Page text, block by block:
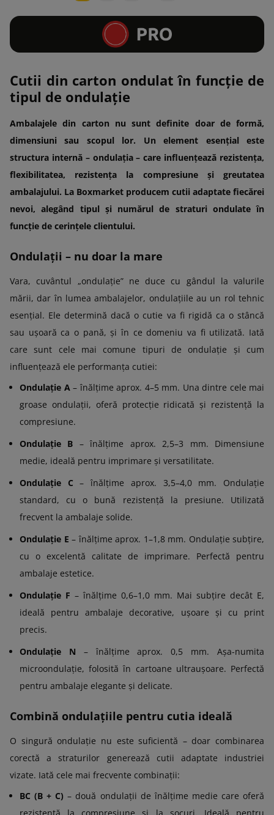
Cutii din carton ondulat în funcție de
tipul de ondulație
Ambalajele din carton nu sunt definite doar de formă,
dimensiuni sau scopul lor. Un element esențial este
structura internă – ondulația – care influențează rezistența,
flexibilitatea, rezistența la compresiune și greutatea
ambalajului. La Boxmarket producem cutii adaptate fiecărei
nevoi, alegând tipul și numărul de straturi ondulate în
funcție de cerințele clientului.
Ondulații – nu doar la mare
Vara, cuvântul „ondulație” ne duce cu gândul la valurile
mării, dar în lumea ambalajelor, ondulațiile au un rol tehnic
esențial. Ele determină dacă o cutie va fi rigidă ca o stâncă
sau ușoară ca o pană, și în ce domeniu va fi utilizată. Iată
care sunt cele mai comune tipuri de ondulație și cum
influențează ele performanța cutiei:
Ondulație A – înălțime aprox. 4–5 mm. Una dintre cele mai
groase ondulații, oferă protecție ridicată și rezistență la
compresiune.
Ondulație B – înălțime aprox. 2,5–3 mm. Dimensiune
medie, ideală pentru imprimare și versatilitate.
Ondulație C – înălțime aprox. 3,5–4,0 mm. Ondulație
standard, cu o bună rezistență la presiune. Utilizată
frecvent la ambalaje solide.
Ondulație E – înălțime aprox. 1–1,8 mm. Ondulație subțire,
cu o excelentă calitate de imprimare. Perfectă pentru
ambalaje estetice.
Ondulație F – înălțime 0,6–1,0 mm. Mai subțire decât E,
ideală pentru ambalaje decorative, ușoare și cu print
precis.
Ondulație N – înălțime aprox. 0,5 mm. Așa-numita
microondulație, folosită în cartoane ultraușoare. Perfectă
pentru ambalaje elegante și delicate.
Combină ondulațiile pentru cutia ideală
O singură ondulație nu este suficientă – doar combinarea
corectă a straturilor generează cutii adaptate industriei
vizate. Iată cele mai frecvente combinații:
BC (B + C) – două ondulații de înălțime medie care oferă